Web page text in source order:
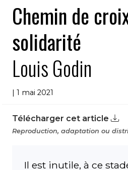
Chemin de
solidarité
Louis Godin
| 1 mai 2021
Télécharger cet article
Reproduction, adaptation ou
Il est inutile, à ce